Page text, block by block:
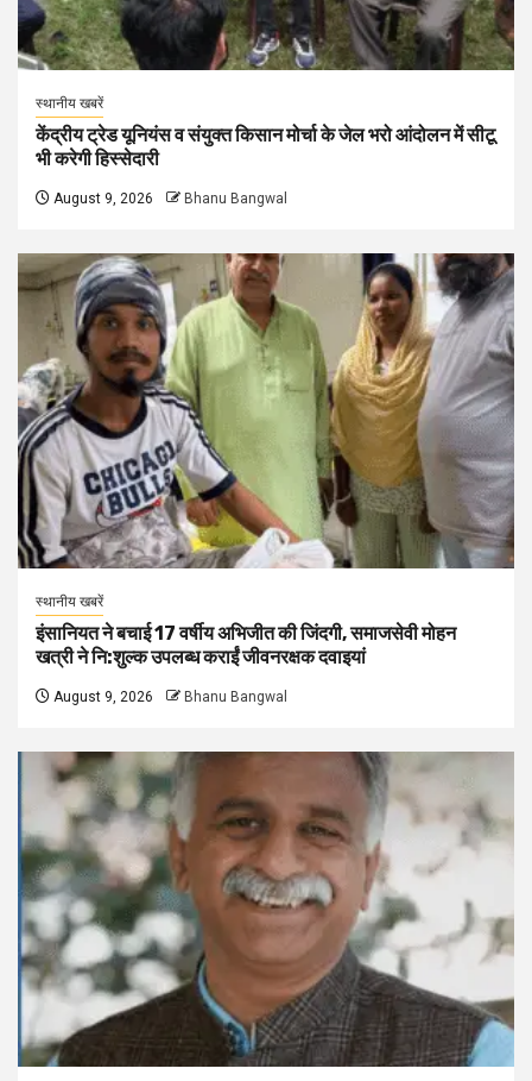
स्थानीय खबरें
केंद्रीय ट्रेड यूनियंस व संयुक्त किसान मोर्चा के जेल भरो आंदोलन में सीटू
भी करेगी हिस्सेदारी
August 9, 2026 Bhanu Bangwal
स्थानीय खबरें
इंसानियत ने बचाई 17 वर्षीय अभिजीत की जिंदगी, समाजसेवी मोहन
खत्री ने नि:शुल्क उपलब्ध कराईं जीवनरक्षक दवाइयां
August 9, 2026 Bhanu Bangwal